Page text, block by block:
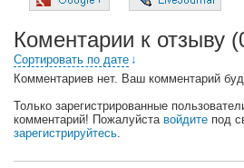
Коментарии к отзыву
Сортировать по дате ↓
Комментариев нет. Ваш комментарий
Только зарегистрированные
комментарий! Пожалуйста войдите под
зарегистрируйтесь.